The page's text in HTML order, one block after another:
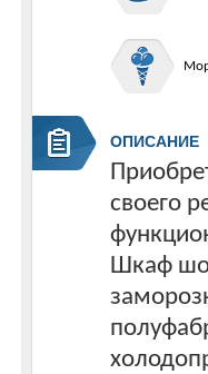
ОПИСАНИЕ
своего
Шкаф